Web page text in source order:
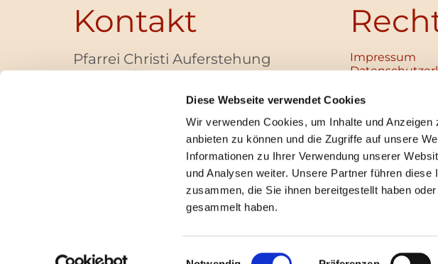
Diese Webseite verwendet Cookies
Wir verwenden Cookies, um Inhalte und
anbieten zu können und die Zugriffe auf unsere
Informationen zu Ihrer Verwendung unserer
und Analysen weiter. Unsere Partner führen
zusammen, die Sie ihnen bereitgestellt haben
gesammelt haben.
Einwilligungsauswahl
Kontakt
Pfarrei Christi Auferstehung
Bayernallee 28
+49 (0)30 / 30 00 03 -40
pfarrbuero@christi-auferstehung.net
IBAN DE62 3706 0193 6006 9310 04
Impressum
Institutionelles
Unabhängige
Digitales
Impressum